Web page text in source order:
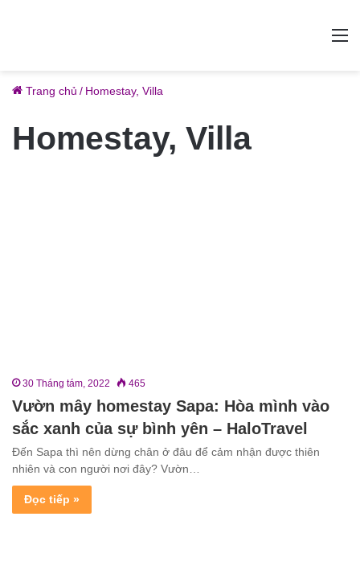
Trang chủ / Homestay, Villa
Homestay, Villa
30 Tháng tám, 2022 465
Vườn mây homestay Sapa: Hòa mình vào
sắc xanh của sự bình yên – HaloTravel
Đến Sapa thì nên dừng chân ở đâu để cảm nhận được thiên
nhiên và con người nơi đây? Vườn…
Đọc tiếp »